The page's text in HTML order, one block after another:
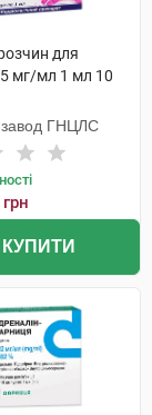
для
мг/мл 1 мл 10
завод ГНЦЛС
грн